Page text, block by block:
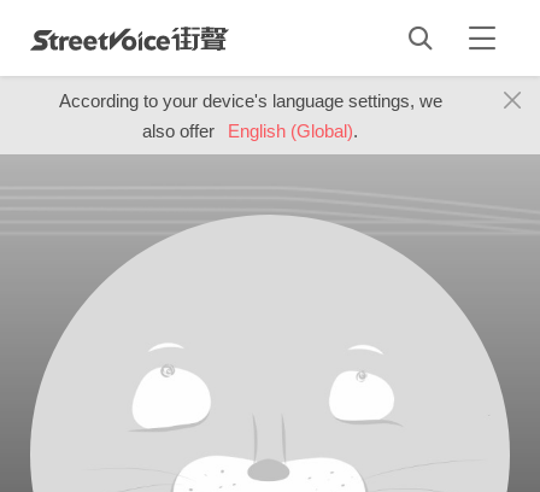
According to your device's language settings, we
also offer
English (Global).